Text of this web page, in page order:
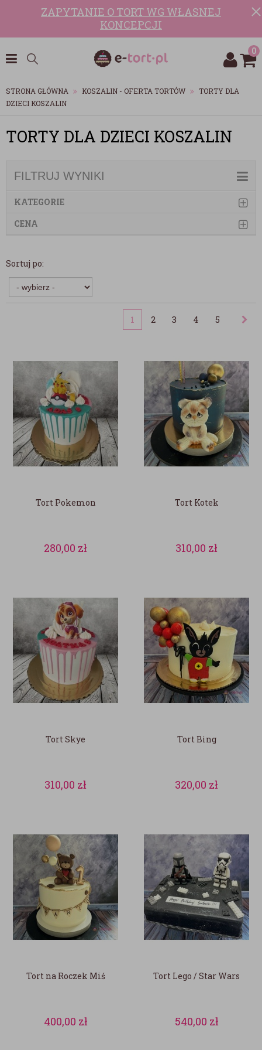
ZAPYTANIE O TORT WG WŁASNEJ
KONCEPCJI
0
STRONA GŁÓWNA KOSZALIN - OFERTA TORTÓW
TORTY DLA
DZIECI KOSZALIN
TORTY DLA DZIECI KOSZALIN
FILTRUJ WYNIKI
KATEGORIE
CENA
Sortuj po:
1 2 3 4 5
Tort Pokemon
280,00 zł
Tort Kotek
310,00 zł
Tort Skye
310,00 zł
Tort Bing
320,00 zł
Tort na Roczek Miś
400,00 zł
Tort Lego / Star Wars
540,00 zł